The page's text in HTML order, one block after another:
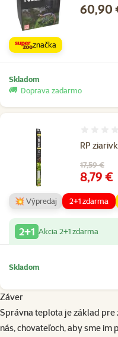
Cena
60,90
značka
Skladom
Doprava zadarmo
RP
Pôvodná
17,59 €
Cena
8,79 €
💥 Výpredaj 2+1 zdarma
2+1 Akcia 2+1 zdarma
Skladom
Záver
Správna teplota je základ pre
nás, chovateľoch, aby sme